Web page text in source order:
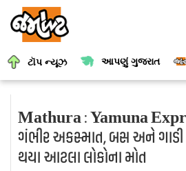
ટૉપ ન્યૂઝ આપણું ગુજરાત
Mathura : Yamuna
ગંભીર અકસ્માત, બસ અને
થયા આટલા લોકોના મોત